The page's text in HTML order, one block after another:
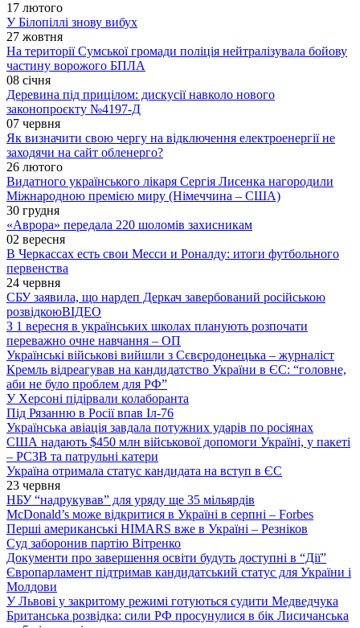
17 лютого
У Білопіллі знову вибух
27 жовтня
На території Сумської громади поліція нейтралізувала бойову
частину ворожого БПЛА
08 січня
Деревина під прицілом: дискусії навколо нового
законопроєкту №4197-Д
07 червня
Як визначити свою чергу на відключення електроенергії не
заходячи на сайт обленерго?
26 лютого
Видатного українського лікаря Сергія Лисенка нагородили
Міжнародною премією миру (Німеччина – США)
30 грудня
«Аврора» передала 220 шоломів захисникам
02 вересня
В Черкассах есть свои Месси и Роналду: итоги футбольного
первенства
24 червня
СБУ заявила, що нардеп Деркач завербований російською
розвідкоюВІДЕО
З 1 вересня в українських школах планують розпочати
переважно очне навчання – ОП
Українські військові вийшли з Сєвєродонецька – журналіст
Кремль відреагував на кандидатство України в ЄС: “головне,
аби не було проблем для РФ”
У Херсоні підірвали колаборанта
Під Рязанню в Росії впав Іл-76
Українська авіація завдала потужних ударів по росіянах
США надають $450 млн військової допомоги Україні, у пакеті
– РСЗВ та патрульні катери
Україна отримала статус кандидата на вступ в ЄС
23 червня
НБУ “надрукував” для уряду ще 35 мільярдів
McDonald’s може відкритися в Україні в серпні – Forbes
Перші американські HIMARS вже в Україні – Резніков
Суд заборонив партію Вітренко
Документи про завершення освіти будуть доступні в “Дії”
Європарламент підтримав кандидатський статус для України і
Молдови
У Львові у закритому режимі готуються судити Медведчука
Британська розвідка: сили РФ просунулися в бік Лисичанська